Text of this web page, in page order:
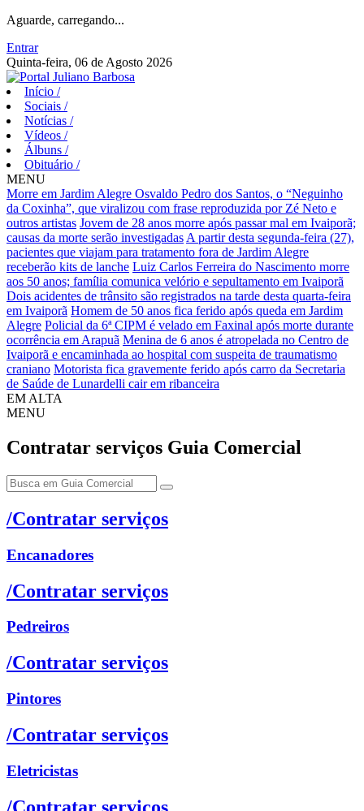
Aguarde, carregando...
Entrar
Quinta-feira, 06 de Agosto 2026
Início /
Sociais /
Notícias /
Vídeos /
Álbuns /
Obituário /
MENU
Morre em Jardim Alegre Osvaldo Pedro dos Santos, o “Neguinho
da Coxinha”, que viralizou com frase reproduzida por Zé Neto e
outros artistas Jovem de 28 anos morre após passar mal em Ivaiporã;
causas da morte serão investigadas A partir desta segunda-feira (27),
pacientes que viajam para tratamento fora de Jardim Alegre
receberão kits de lanche Luiz Carlos Ferreira do Nascimento morre
aos 50 anos; família comunica velório e sepultamento em Ivaiporã
Dois acidentes de trânsito são registrados na tarde desta quarta-feira
em Ivaiporã Homem de 50 anos fica ferido após queda em Jardim
Alegre Policial da 6ª CIPM é velado em Faxinal após morte durante
ocorrência em Arapuã Menina de 6 anos é atropelada no Centro de
Ivaiporã e encaminhada ao hospital com suspeita de traumatismo
craniano Motorista fica gravemente ferido após carro da Secretaria
de Saúde de Lunardelli cair em ribanceira
EM ALTA
MENU
Contratar serviços Guia Comercial
/Contratar serviços
Encanadores
/Contratar serviços
Pedreiros
/Contratar serviços
Pintores
/Contratar serviços
Eletricistas